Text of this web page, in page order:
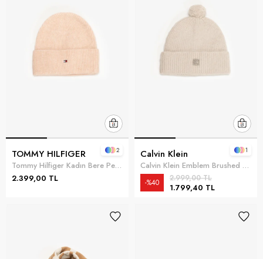
TOMMY HILFIGER
Tommy Hilfiger Kadın Bere Pembe
2.399,00 TL
2 Calvin Klein
Calvin Klein Emblem Brushed Pompom Erkek Bere Kahverengi
1.799,40 TL
2.999,00 TL
%40
1